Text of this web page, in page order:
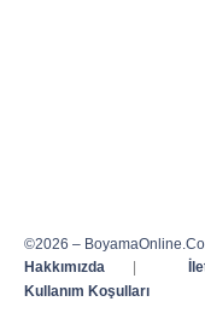
©2026 –
Hakkımızda
|
Kullanım Koşulları